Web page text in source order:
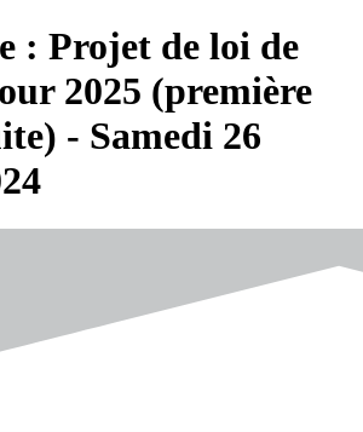
: Projet de loi de
2025 (première
- Samedi 26